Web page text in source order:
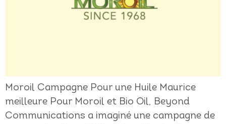
Moroil Campagne Pour une Huile Maurice
meilleure Pour Moroil et Bio Oil, Beyond
Communications a imaginé une campagne de